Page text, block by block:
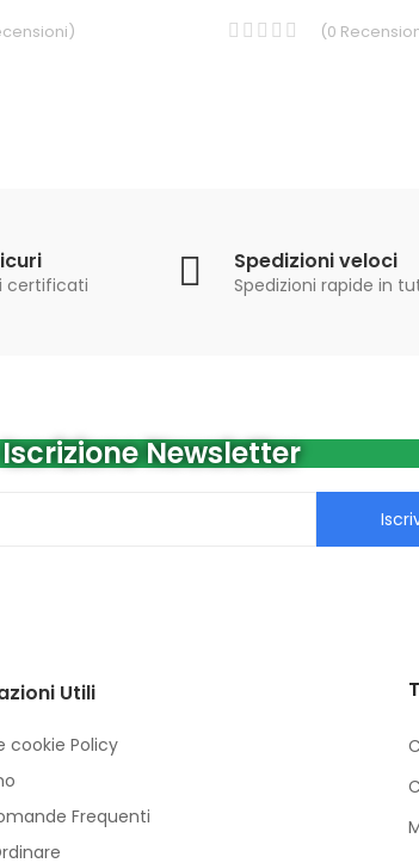
) (0
certificati
Spedizioni veloci
Spedizioni rapide in
Iscrizione Newsletter
Utili
cookie Policy
Frequenti